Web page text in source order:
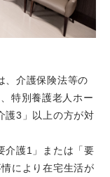
、介護保険法等の
特別養護老人ホー
護3」以上の方が対
介護1」または「要
により在宅生活が